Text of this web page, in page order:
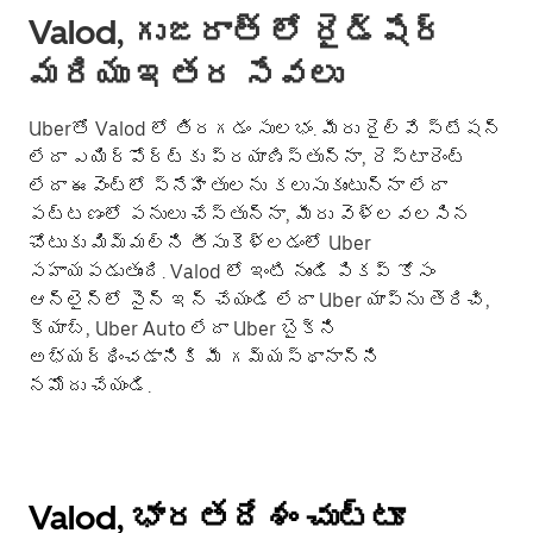
Valod, గుజరాత్ లో రైడ్‌షేర్
మరియు ఇతర సేవలు
Uberతో Valod లో తిరగడం సులభం. మీరు రైల్వే స్టేషన్
లేదా ఎయిర్‌పోర్ట్‌కు ప్రయాణిస్తున్నా, రెస్టారెంట్
లేదా ఈవెంట్లో స్నేహితులను కలుసుకుంటున్నా లేదా
పట్టణంలో పనులు చేస్తున్నా, మీరు వెళ్లవలసిన
చోటుకు మిమ్మల్ని తీసుకెళ్లడంలో Uber
సహాయపడుతుంది. Valod లో ఇంటి నుండి పికప్ కోసం
ఆన్‌లైన్‌లో సైన్ ఇన్ చేయండి లేదా Uber యాప్‌ను తెరిచి,
క్యాబ్, Uber Auto లేదా Uber బైక్‌ని
అభ్యర్థించడానికి మీ గమ్యస్థానాన్ని
నమోదు చేయండి.
Valod, భారతదేశం చుట్టూ